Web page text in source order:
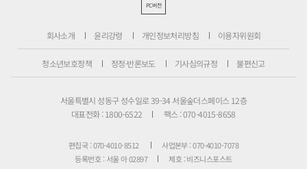
PC버전
회사소개 윤리강령 개인정보처리방침 이용자위원회
청소년보호정책 정정·반론보도 기사심의규정 불편신고
서울특별시 성동구 성수일로 39-34 서울숲더스페이스 12층
대표전화 : 1800-6522
팩스 : 070-4015-8658
편집국 : 070-4010-8512
사업본부 : 070-4010-7078
등록번호 : 서울 아 02897
제호 : 비즈니스포스트